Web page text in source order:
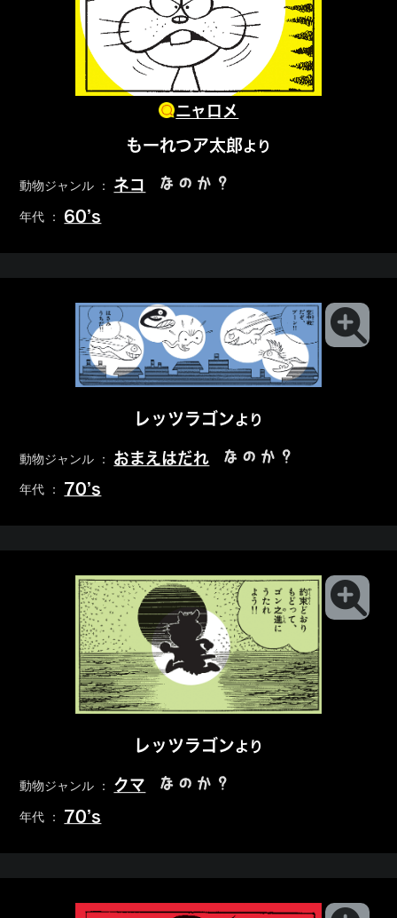
ニャロメ
もーれつア太郎より
動物ジャンル ： ネコ なのか？
年代 ： 60’s
レッツラゴンより
動物ジャンル ： おまえはだれ なのか？
年代 ： 70’s
レッツラゴンより
動物ジャンル ： クマ なのか？
年代 ： 70’s